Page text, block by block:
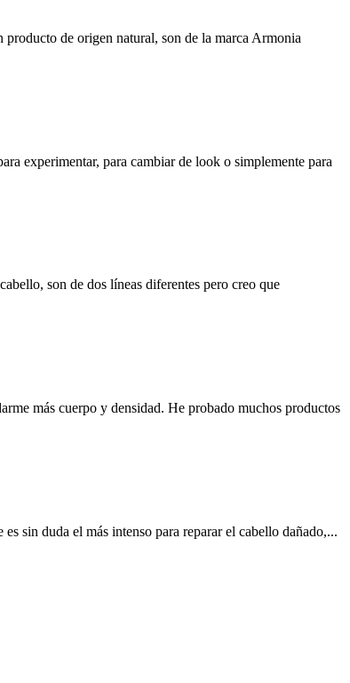
producto de origen natural, son de la marca Armonia
experimentar, para cambiar de look o simplemente para
son de dos líneas diferentes pero creo que
más cuerpo y densidad. He probado muchos productos
sin duda el más intenso para reparar el cabello dañado,...